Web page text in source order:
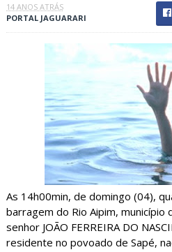
14 ANOS ATRÁS
PORTAL JAGUARARI
As 14h00min, de domingo (04),
barragem do Rio Aipim, município
senhor JOÃO FERREIRA DO
residente no povoado de Sapé,